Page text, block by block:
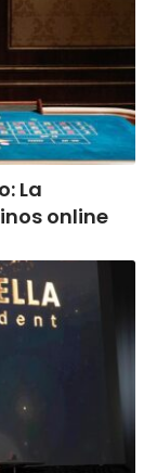
La
online